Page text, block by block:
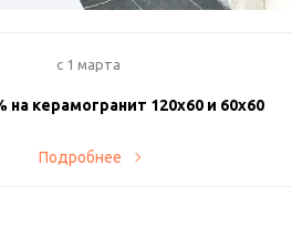
c 1 марта
на керамогранит 120х60 и 60х60
вниманию невероятное предложение!
Подробнее